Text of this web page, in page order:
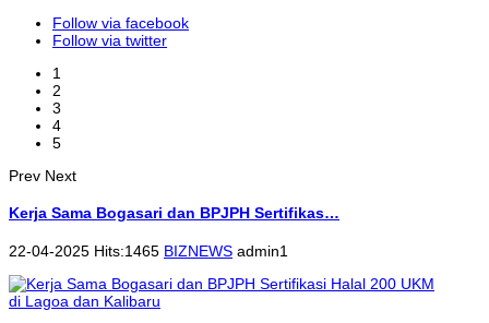
Follow via facebook
Follow via twitter
1
2
3
4
5
Prev Next
Kerja Sama Bogasari dan BPJPH Sertifikas…
22-04-2025 Hits:1465 BIZNEWS admin1